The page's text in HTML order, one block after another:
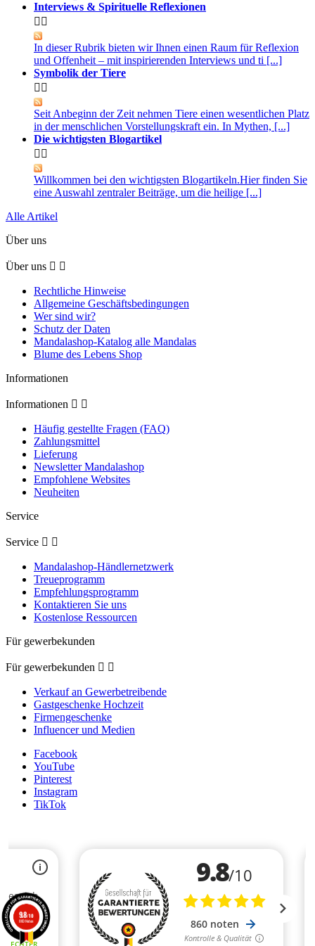
Interviews & Spirituelle Reflexionen
 
In dieser Rubrik bieten wir Ihnen einen Raum für Reflexion
und Offenheit – mit inspirierenden Interviews und ti [...]
Symbolik der Tiere
 
Seit Anbeginn der Zeit nehmen Tiere einen wesentlichen Platz
in der menschlichen Vorstellungskraft ein. In Mythen, [...]
Die wichtigsten Blogartikel
 
Willkommen bei den wichtigsten Blogartikeln.Hier finden Sie
eine Auswahl zentraler Beiträge, um die heilige [...]
Alle Artikel
Über uns
Über uns  
Rechtliche Hinweise
Allgemeine Geschäftsbedingungen
Wer sind wir?
Schutz der Daten
Mandalashop-Katalog alle Mandalas
Blume des Lebens Shop
Informationen
Informationen  
Häufig gestellte Fragen (FAQ)
Zahlungsmittel
Lieferung
Newsletter Mandalashop
Empfohlene Websites
Neuheiten
Service
Service  
Mandalashop-Händlernetzwerk
Treueprogramm
Empfehlungsprogramm
Kontaktieren Sie uns
Kostenlose Ressourcen
Für gewerbekunden
Für gewerbekunden  
Verkauf an Gewerbetreibende
Gastgeschenke Hochzeit
Firmengeschenke
Influencer und Medien
Facebook
YouTube
Pinterest
Instagram
TikTok
9.8/10
860 Noten